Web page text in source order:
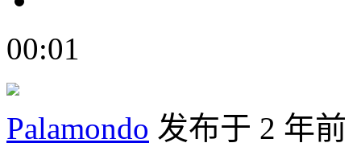
00:01
Palamondo 发布于 2 年前